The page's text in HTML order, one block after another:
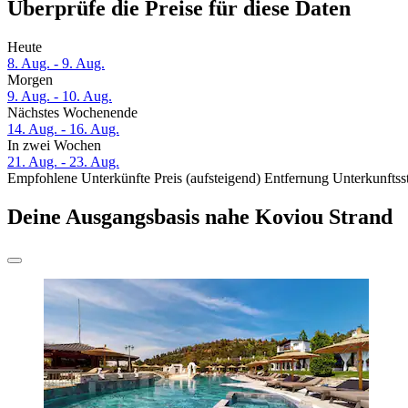
Überprüfe die Preise für diese Daten
Heute
8. Aug. - 9. Aug.
Morgen
9. Aug. - 10. Aug.
Nächstes Wochenende
14. Aug. - 16. Aug.
In zwei Wochen
21. Aug. - 23. Aug.
Empfohlene Unterkünfte Preis (aufsteigend) Entfernung
Deine Ausgangsbasis nahe Koviou Strand